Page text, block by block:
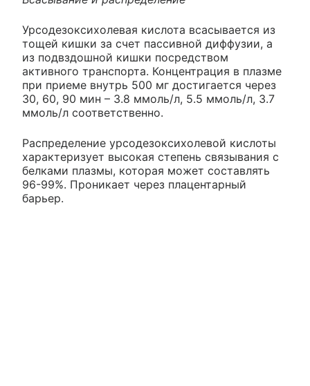
Урсодезоксихолевая кислота всасывается из
тощей кишки за счет пассивной диффузии, а
из подвздошной кишки посредством
активного транспорта. Концентрация в плазме
при приеме внутрь 500 мг достигается через
30, 60, 90 мин – 3.8 ммоль/л, 5.5 ммоль/л, 3.7
ммоль/л соответственно.
Распределение урсодезоксихолевой кислоты
характеризует высокая степень связывания с
белками плазмы, которая может составлять
96-99%. Проникает через плацентарный
барьер.